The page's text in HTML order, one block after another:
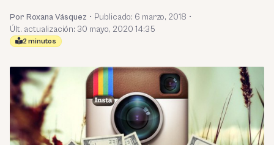
Por Roxana Vásquez • Publicado: 6 marzo, 2018 •
Últ. actualización: 30 mayo, 2020 14:35
2 minutos